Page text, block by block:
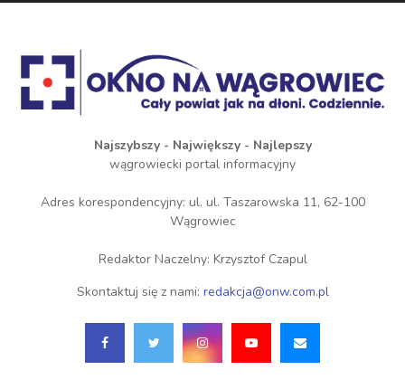
Najszybszy - Największy - Najlepszy
wągrowiecki portal informacyjny
Adres korespondencyjny: ul. ul. Taszarowska 11, 62-100
Wągrowiec
Redaktor Naczelny: Krzysztof Czapul
Skontaktuj się z nami: redakcja@onw.com.pl